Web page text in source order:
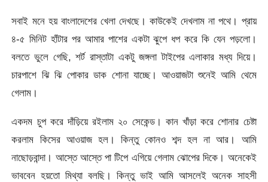
সবাই মনে হয় বাংলাদেশের খেলা দেখছে। কাউকেই দেখলাম না পথে। প্রায়
৪-৫ মিনিট হাঁটার পর আমার পাশের একটা ঝুপে ধপ করে কি যেন পড়লো।
বলতে ভুলে গেছি, শর্ট রাস্তাটা একটু জঙ্গলা টাইপের এলাকার মধ্য দিয়ে।
চারপাশে ঝি ঝি পোকার ডাক শোনা যাচ্ছে। আওয়াজটা শুনেই আমি থেমে
গেলাম।
একদম চুপ করে দাঁড়িয়ে রইলাম ২০ সেকেন্ড। কান খাঁড়া করে শোনার চেষ্টা
করলাম কিসের আওয়াজ হল। কিন্তু কোনও শব্দ হল না আর। আমি
নাছোড়বান্দা। আস্তে আস্তে পা টিপে এগিয়ে গেলাম ঝোপের দিকে। অনেকেই
ভাববেন হয়তো মিথ্যা বলছি। কিন্তু ভাই আমি আসলেই অনেক সাহসী